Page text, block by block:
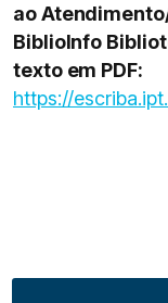
ao
BiblioInfo
texto em PDF:
https://